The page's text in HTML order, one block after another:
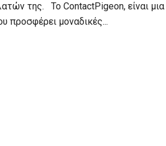
της. Το ContactPigeon, είναι
προσφέρει μοναδικές...